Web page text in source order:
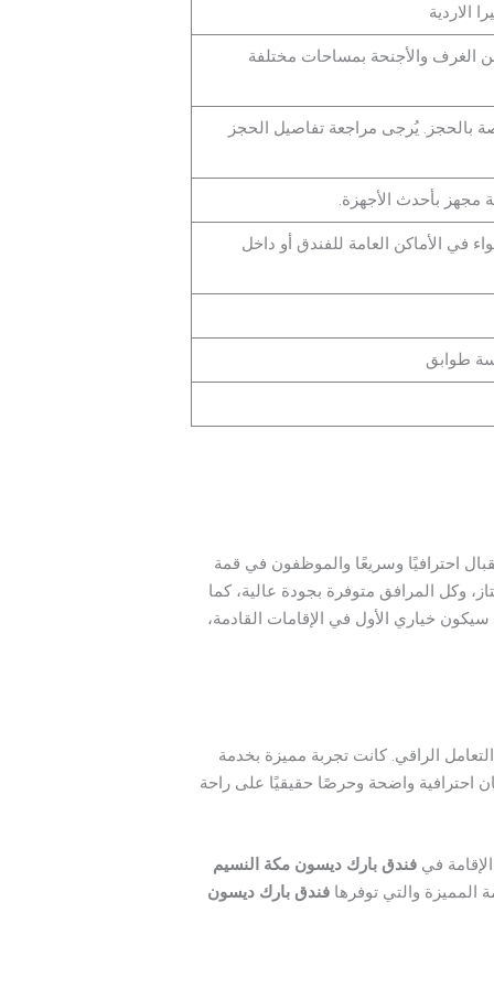
الاردية
الغرف والأجنحة بمساحات مختلفة
بالحجز. يُرجى مراجعة تفاصيل الحجز
مجهز بأحدث الأجهزة.
في الأماكن العامة للفندق أو داخل
احترافيًا وسريعًا والموظفون في قمة
وكل المرافق متوفرة بجودة عالية، كما
خياري الأول في الإقامات القادمة،
الراقي. كانت تجربة مميزة بخدمة
احترافية واضحة وحرصًا حقيقيًا على راحة
في فندق بارك ديسون مكة النسيم
المميزة والتي توفرهافندق بارك ديسون